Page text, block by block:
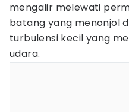
mengalir melewati
batang yang menonjol
turbulensi kecil yang
udara.